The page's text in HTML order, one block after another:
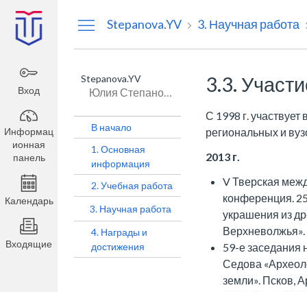
панель
Вход
Информац
ионная
панель
Календарь
Входящие
Stepanova.YV 3. Научная работа
Stepanova.YV
Юлия Степанова
В начало
1. Основная
информация
2. Учебная работа
3. Научная работа
4. Награды и
достижения
3.3.
С 1998 г.
региональных и
2013 г.
V Тверская
конференция.
украшения из
Верхневолжья».
59-е заседания
Седова
земли». Псков,